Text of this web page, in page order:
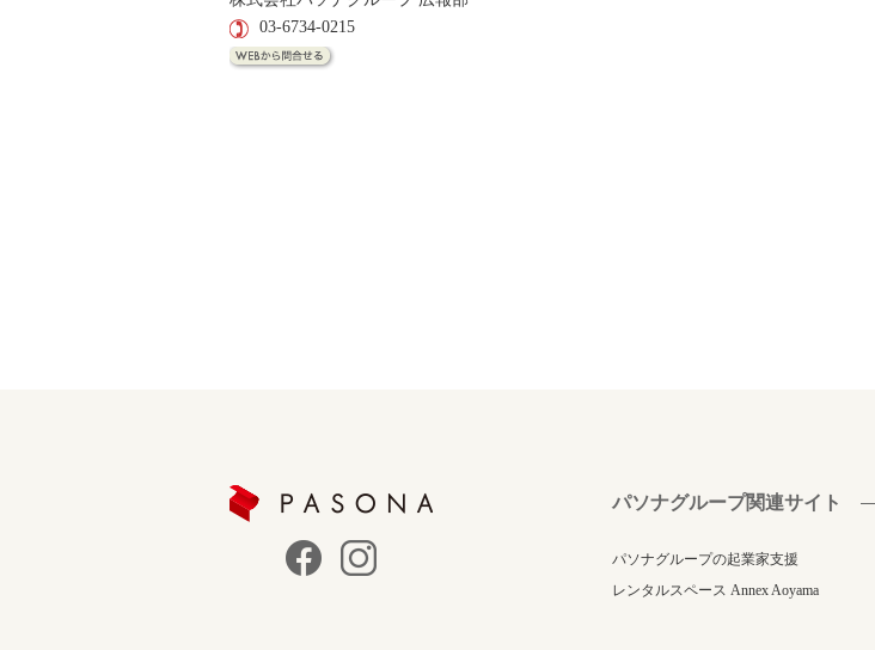
03-6734-0215
パソナグループ関連サイト
パソナグループの起業家支援
レンタルスペース Annex Aoyama